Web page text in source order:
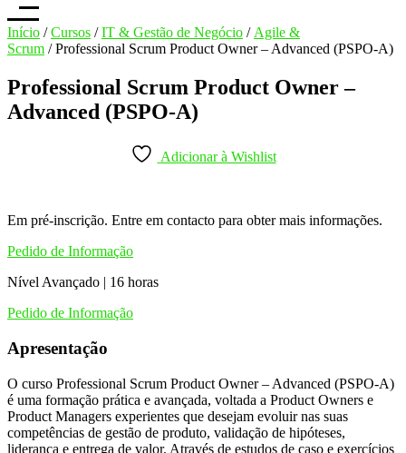
Início /Cursos /IT & Gestão de Negócio / Agile &
Scrum / Professional Scrum Product Owner – Advanced (PSPO-A)
Professional Scrum Product Owner –
Advanced (PSPO-A)
Adicionar à Wishlist
Em pré-inscrição. Entre em contacto para obter mais informações.
Pedido de Informação
Nível Avançado | 16 horas
Pedido de Informação
Apresentação
O curso Professional Scrum Product Owner – Advanced (PSPO-A)
é uma formação prática e avançada, voltada a Product Owners e
Product Managers experientes que desejam evoluir nas suas
competências de gestão de produto, validação de hipóteses,
liderança e entrega de valor. Através de estudos de caso e exercícios